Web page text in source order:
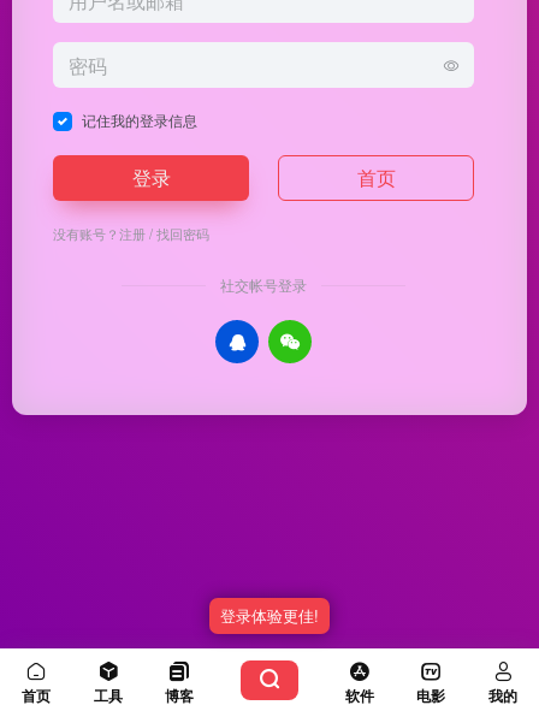
记住我的登录信息
登录 首页
没有账号？注册/找回密码
社交帐号登录
Copyright © 2026 优渥导航 冀ICP备20003336号-5由 OneNav强力驱动
首页 工具 博客 软件 电影 我的
登录体验更佳!